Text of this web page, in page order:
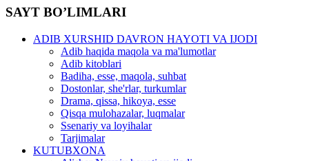
SAYT BO’LIMLARI
ADIB XURSHID DAVRON HAYOTI VA IJODI
Adib haqida maqola va ma'lumotlar
Adib kitoblari
Badiha, esse, maqola, suhbat
Dostonlar, she'rlar, turkumlar
Drama, qissa, hikoya, esse
Qisqa mulohazalar, luqmalar
Ssenariy va loyihalar
Tarjimalar
KUTUBXONA